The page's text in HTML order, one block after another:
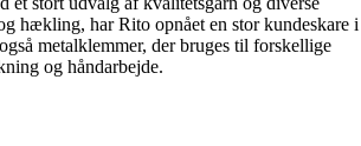
hækling, har Rito opnået en stor kundeskare i
metalklemmer, der bruges til forskellige
og håndarbejde.